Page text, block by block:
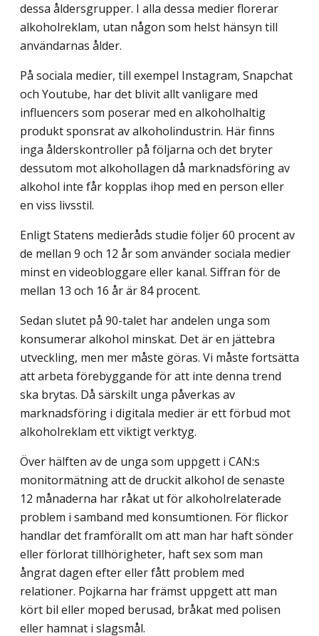
dessa åldersgrupper. I alla dessa medier florerar
alkoholreklam, utan någon som helst hänsyn till
användarnas ålder.
På sociala medier, till exempel Instagram, Snapchat
och Youtube, har det blivit allt vanligare med
influencers som poserar med en alkoholhaltig
produkt sponsrat av alkohol­industrin. Här finns
inga ålderskontroller på följarna och det bryter
dessutom mot alkohol­lagen då marknadsföring av
alkohol inte får kopplas ihop med en person eller
en viss livs­stil.
Enligt Statens medieråds studie följer 60 procent av
de mellan 9 och 12 år som an­vänder sociala medier
minst en videobloggare eller kanal. Siffran för de
mellan 13 och 16 år är 84 procent.
Sedan slutet på 90-talet har andelen unga som
konsumerar alkohol minskat. Det är en jättebra
utveckling, men mer måste göras. Vi måste fortsätta
att arbeta förebyggande för att inte denna trend
ska brytas. Då särskilt unga påverkas av
marknadsföring i digi­tala medier är ett förbud mot
alkoholreklam ett viktigt verktyg.
Över hälften av de unga som uppgett i CAN:s
monitormätning att de druckit alkohol de senaste
12 månaderna har råkat ut för alkoholrelaterade
problem i samband med kon­sumtionen. För flickor
handlar det framförallt om att man har haft sönder
eller förlorat tillhörigheter, haft sex som man
ångrat dagen efter eller fått problem med
relationer. Pojkarna har främst uppgett att man
kört bil eller moped berusad, bråkat med polisen
eller hamnat i slagsmål.